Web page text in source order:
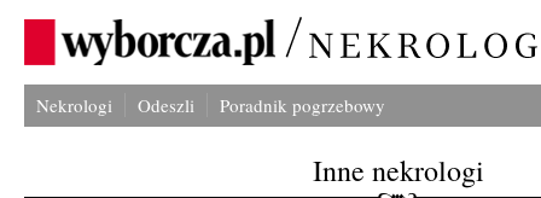
Nekrologi Odeszli Poradnik pogrzebowy
Inne nekrologi